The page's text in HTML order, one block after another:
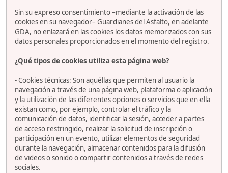
Sin su expreso consentimiento –mediante la activación de las
cookies en su navegador– Guardianes del Asfalto, en adelante
GDA, no enlazará en las cookies los datos memorizados con sus
datos personales proporcionados en el momento del registro.
¿Qué tipos de cookies utiliza esta página web?
- Cookies técnicas: Son aquéllas que permiten al usuario la
navegación a través de una página web, plataforma o aplicación
y la utilización de las diferentes opciones o servicios que en ella
existan como, por ejemplo, controlar el tráfico y la
comunicación de datos, identificar la sesión, acceder a partes
de acceso restringido, realizar la solicitud de inscripción o
participación en un evento, utilizar elementos de seguridad
durante la navegación, almacenar contenidos para la difusión
de videos o sonido o compartir contenidos a través de redes
sociales.